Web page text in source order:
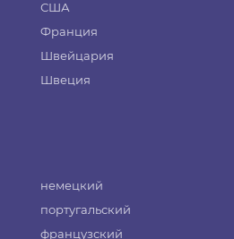
США
Франция
Швейцария
Швеция
немецкий
португальский
французский